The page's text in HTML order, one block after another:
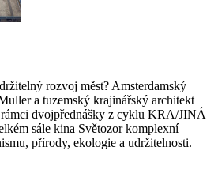
rozvoj měst? Amsterdamský
a tuzemský krajinářský architekt
rámci dvojpřednášky z cyklu KRA/JINÁ
sále kina Světozor komplexní
přírody, ekologie a udržitelnosti.